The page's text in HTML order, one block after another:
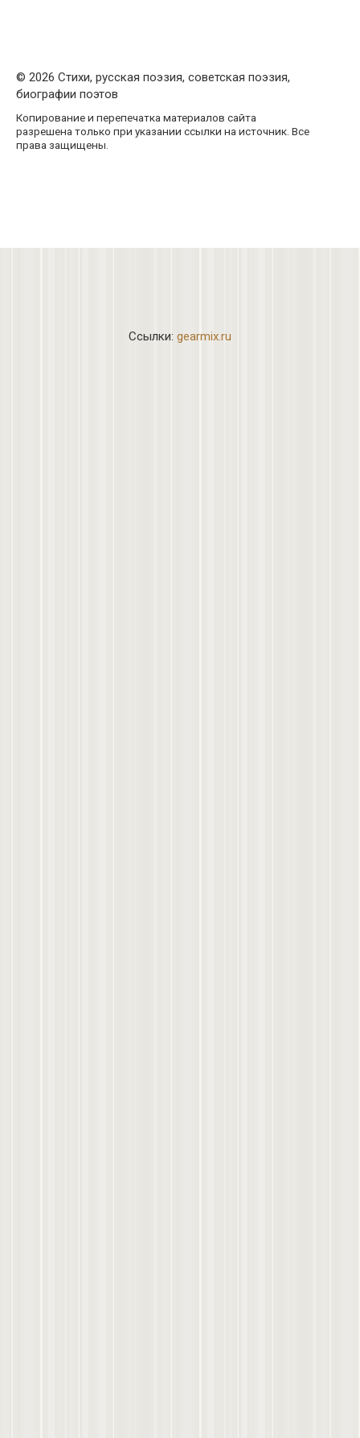
© 2026 Стихи, русская поэзия, советская поэзия,
биографии поэтов
Копирование и перепечатка материалов сайта
разрешена только при указании ссылки на источник. Все
права защищены.
Ссылки: gearmix.ru